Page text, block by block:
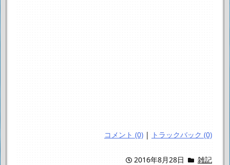
コメント (0) | トラックバック (0)
2016年8月28日 雑記